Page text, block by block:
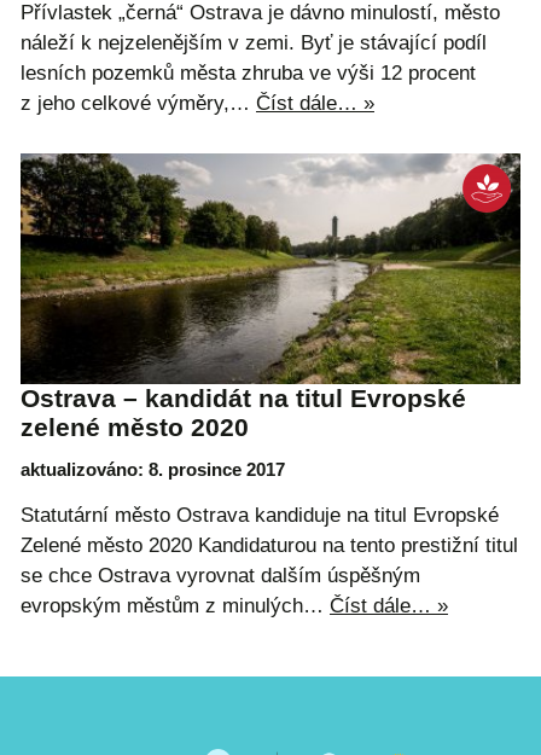
Přívlastek „černá“ Ostrava je dávno minulostí, město
náleží k nejzelenějším v zemi. Byť je stávající podíl
lesních pozemků města zhruba ve výši 12 procent
z jeho celkové výměry,… Číst dále… »
Ostrava – kandidát na titul Evropské
zelené město 2020
aktualizováno: 8. prosince 2017
Statutární město Ostrava kandiduje na titul Evropské
Zelené město 2020 Kandidaturou na tento prestižní titul
se chce Ostrava vyrovnat dalším úspěšným
evropským městům z minulých… Číst dále… »